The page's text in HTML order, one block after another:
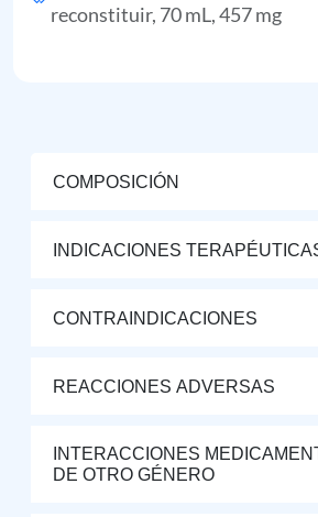
reconstituir, 70 mL, 457 mg
COMPOSICIÓN
INDICACIONES
CONTRAINDICACIONES
REACCIONES ADVERSAS
INTERACCIONES
DE OTRO GÉNERO